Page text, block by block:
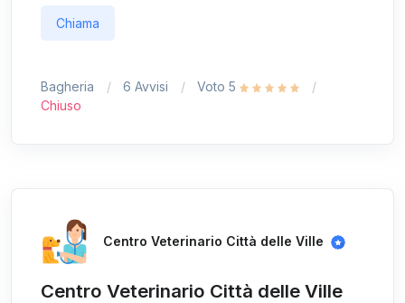
Chiama
Bagheria 6 Avvisi
Voto 5
Chiuso
Centro Veterinario Città delle Ville
Centro Veterinario Città delle Ville